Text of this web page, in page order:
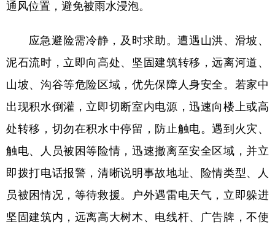
四川 贵州
陕西 甘肃 青海 宁夏
新疆 内蒙古 黑龙江
多语种频道
English Español Français عربى
Русский язык 日本語 한국어
通风位置，避免被雨水浸泡。
应急避险需冷静，及时求助。遭遇山洪、滑坡、
泥石流时，立即向高处、坚固建筑转移，远离河道、
山坡、沟谷等危险区域，优先保障人身安全。若家中
出现积水倒灌，立即切断室内电源，迅速向楼上或高
处转移，切勿在积水中停留，防止触电。遇到火灾、
触电、人员被困等险情，迅速撤离至安全区域，并立
即拨打电话报警，清晰说明事故地址、险情类型、人
员被困情况，等待救援。户外遇雷电天气，立即躲进
坚固建筑内，远离高大树木、电线杆、广告牌，不使